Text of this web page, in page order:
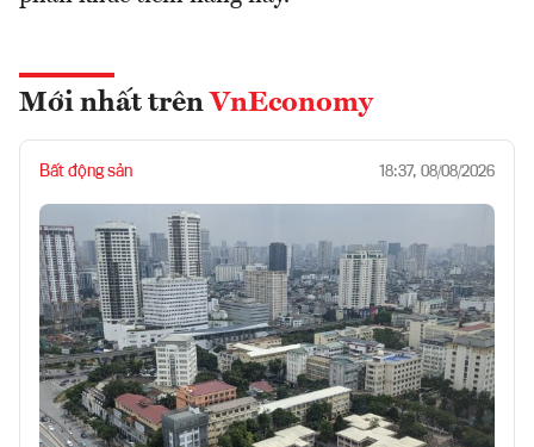
Mới nhất trên VnEconomy
Bất động sản 18:37, 08/08/2026